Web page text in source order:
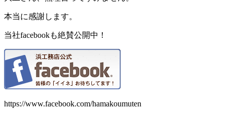
本当に感謝します。
当社facebookも絶賛公開中！
https://www.facebook.com/hamakoumuten